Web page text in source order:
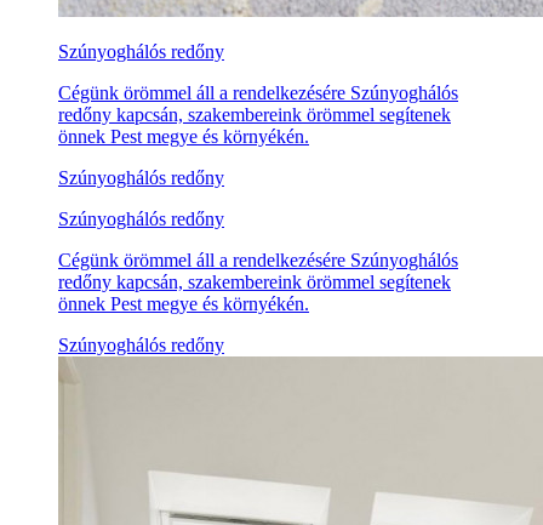
Szúnyoghálós redőny
Cégünk örömmel áll a rendelkezésére Szúnyoghálós
redőny kapcsán, szakembereink örömmel segítenek
önnek Pest megye és környékén.
Szúnyoghálós redőny
Szúnyoghálós redőny
Cégünk örömmel áll a rendelkezésére Szúnyoghálós
redőny kapcsán, szakembereink örömmel segítenek
önnek Pest megye és környékén.
Szúnyoghálós redőny